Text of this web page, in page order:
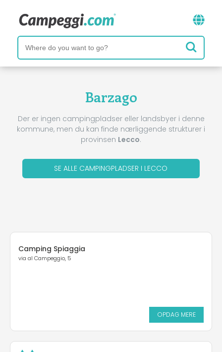
Barzago
Der er ingen campingpladser eller landsbyer i denne
kommune, men du kan finde nærliggende strukturer i
provinsen Lecco.
SE ALLE CAMPINGPLADSER I LECCO
Camping Spiaggia
via al Campeggio, 5
OPDAG MERE